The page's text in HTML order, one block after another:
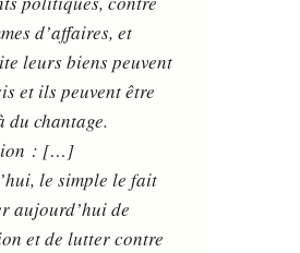
d’affaires, et
leurs biens peuvent
et ils peuvent être
du chantage.
: […]
le simple le fait
aujourd’hui de
et de lutter contre